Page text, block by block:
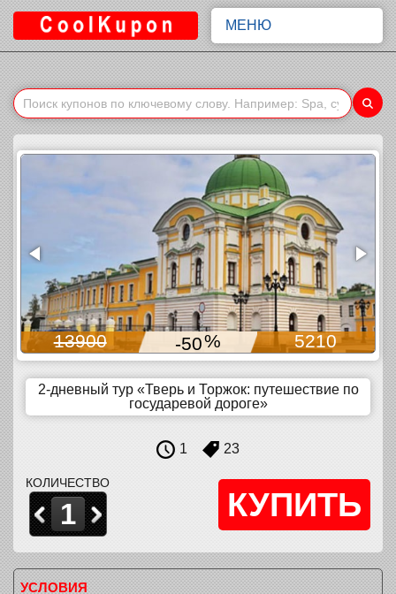
МЕНЮ
13900 -50% 5210
2-дневный тур «Тверь и Торжок: путешествие по
государевой дороге»
1 23
КОЛИЧЕСТВО
1
УСЛОВИЯ